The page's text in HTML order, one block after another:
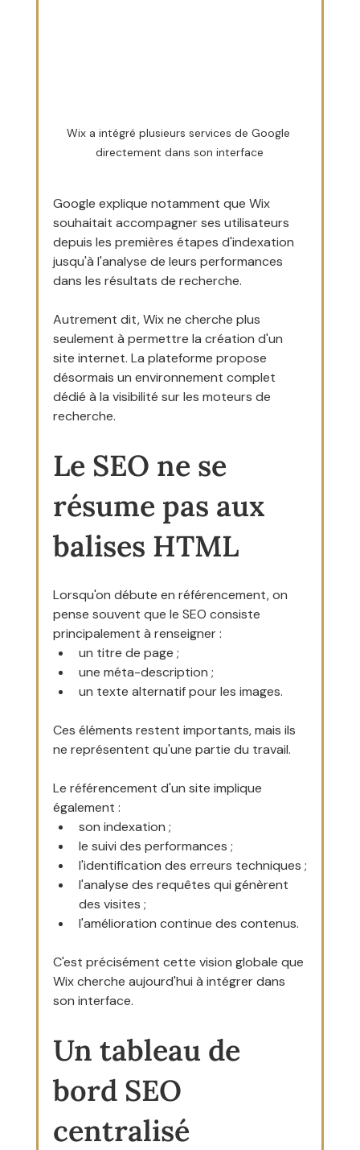
Wix a intégré plusieurs services de Google
directement dans son interface
Google explique notamment que Wix
souhaitait accompagner ses utilisateurs
depuis les premières étapes d'indexation
jusqu'à l'analyse de leurs performances
dans les résultats de recherche.
Autrement dit, Wix ne cherche plus
seulement à permettre la création d'un
site internet. La plateforme propose
désormais un environnement complet
dédié à la visibilité sur les moteurs de
recherche.
Le SEO ne se
résume pas aux
balises HTML
Lorsqu'on débute en référencement, on
pense souvent que le SEO consiste
principalement à renseigner :
un titre de page ;
une méta-description ;
un texte alternatif pour les images.
Ces éléments restent importants, mais ils
ne représentent qu'une partie du travail.
Le référencement d'un site implique
également :
son indexation ;
le suivi des performances ;
l'identification des erreurs techniques ;
l'analyse des requêtes qui génèrent
des visites ;
l'amélioration continue des contenus.
C'est précisément cette vision globale que
Wix cherche aujourd'hui à intégrer dans
son interface.
Un tableau de
bord SEO
centralisé